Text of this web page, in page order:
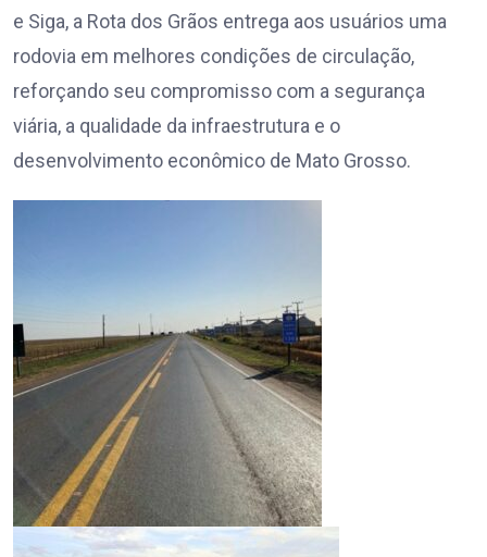
e Siga, a Rota dos Grãos entrega aos usuários uma
rodovia em melhores condições de circulação,
reforçando seu compromisso com a segurança
viária, a qualidade da infraestrutura e o
desenvolvimento econômico de Mato Grosso.